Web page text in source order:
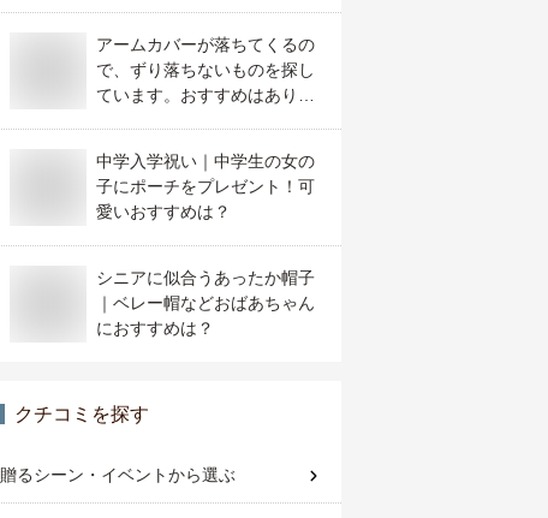
アームカバーが落ちてくるの
で、ずり落ちないものを探し
ています。おすすめはありま
中学入学祝い｜中学生の女の
子にポーチをプレゼント！可
愛いおすすめは？
シニアに似合うあったか帽子
｜ベレー帽などおばあちゃん
におすすめは？
クチコミを探す
贈るシーン・イベントから選ぶ